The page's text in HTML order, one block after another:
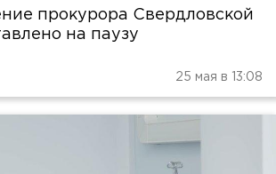
прокурора Свердловской
на паузу
25 мая в 13:08